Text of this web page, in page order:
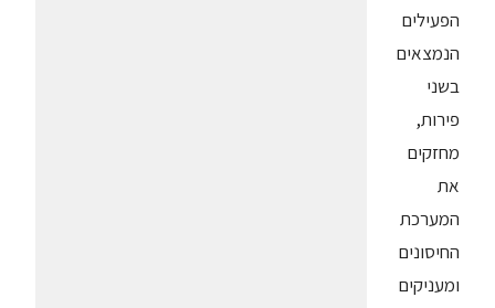
הפעילים
הנמצאים
בשני
פירות,
מחזקים
את
המערכת
החיסונים
ומעניקים